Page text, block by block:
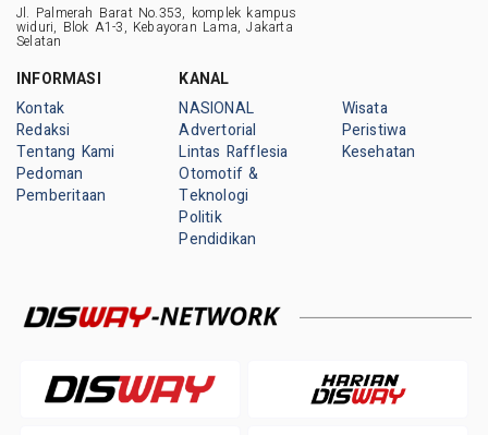
Jl. Palmerah Barat No.353, komplek kampus
widuri, Blok A1-3, Kebayoran Lama, Jakarta
Selatan
INFORMASI
Kontak
Redaksi
Tentang Kami
Pedoman
Pemberitaan
KANAL
NASIONAL
Advertorial
Lintas Rafflesia
Otomotif &
Teknologi
Politik
Pendidikan
Wisata
Peristiwa
Kesehatan